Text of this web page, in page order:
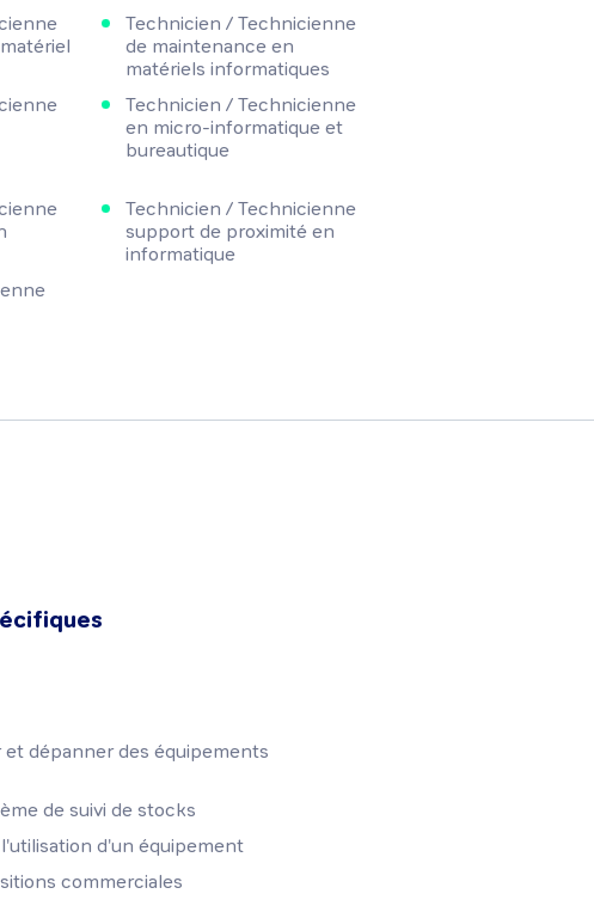
Technicien / Technicienne
de maintenance en
matériels informatiques
Technicien / Technicienne
en micro-informatique et
bureautique
Technicien / Technicienne
support de proximité en
informatique
dépanner des équipements
de suivi de stocks
d'un équipement
commerciales